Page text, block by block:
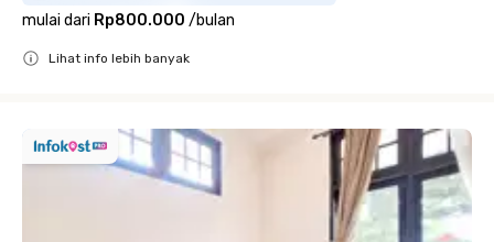
mulai dari Rp800.000 /bulan
Lihat info lebih banyak